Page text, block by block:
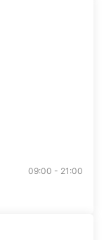
09:00 - 21:00